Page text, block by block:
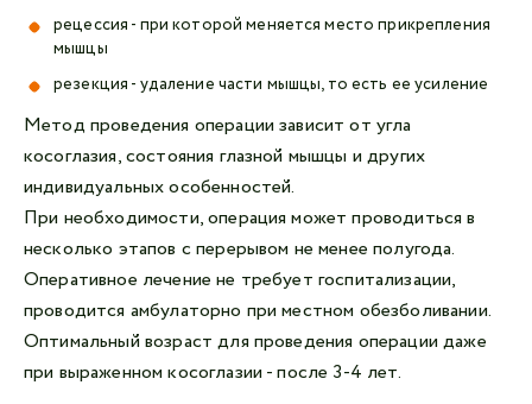
рецессия - при которой меняется место прикрепления
мышцы
резекция - удаление части мышцы, то есть ее усиление
Метод проведения операции зависит от угла
косоглазия, состояния глазной мышцы и других
индивидуальных особенностей.
При необходимости, операция может проводиться в
несколько этапов с перерывом не менее полугода.
Оперативное лечение не требует госпитализации,
проводится амбулаторно при местном обезболивании.
Оптимальный возраст для проведения операции даже
при выраженном косоглазии - после 3-4 лет.